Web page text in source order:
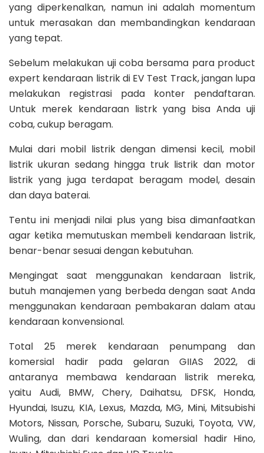
yang diperkenalkan, namun ini adalah momentum
untuk merasakan dan membandingkan kendaraan
yang tepat.
Sebelum melakukan uji coba bersama para product
expert kendaraan listrik di EV Test Track, jangan lupa
melakukan registrasi pada konter pendaftaran.
Untuk merek kendaraan listrk yang bisa Anda uji
coba, cukup beragam.
Mulai dari mobil listrik dengan dimensi kecil, mobil
listrik ukuran sedang hingga truk listrik dan motor
listrik yang juga terdapat beragam model, desain
dan daya baterai.
Tentu ini menjadi nilai plus yang bisa dimanfaatkan
agar ketika memutuskan membeli kendaraan listrik,
benar-benar sesuai dengan kebutuhan.
Mengingat saat menggunakan kendaraan listrik,
butuh manajemen yang berbeda dengan saat Anda
menggunakan kendaraan pembakaran dalam atau
kendaraan konvensional.
Total 25 merek kendaraan penumpang dan
komersial hadir pada gelaran GIIAS 2022, di
antaranya membawa kendaraan listrik mereka,
yaitu Audi, BMW, Chery, Daihatsu, DFSK, Honda,
Hyundai, Isuzu, KIA, Lexus, Mazda, MG, Mini, Mitsubishi
Motors, Nissan, Porsche, Subaru, Suzuki, Toyota, VW,
Wuling, dan dari kendaraan komersial hadir Hino,